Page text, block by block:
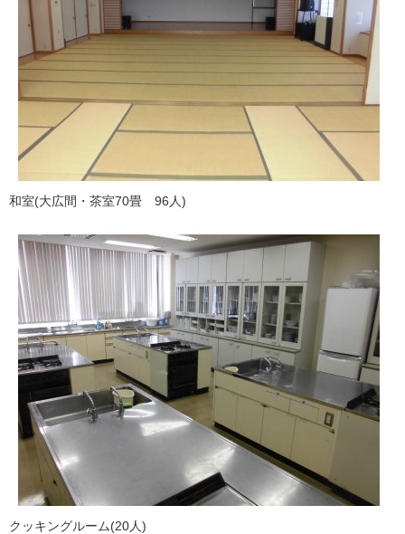
和室(大広間・茶室70畳 96人)
クッキングルーム(20人)